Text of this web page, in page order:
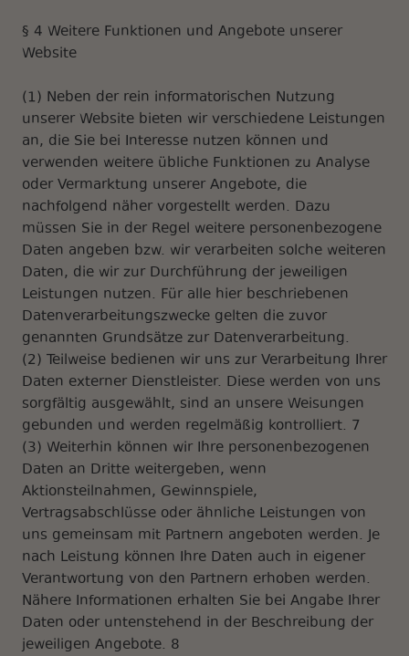
§ 4 Weitere Funktionen und Angebote unserer
Website
(1) Neben der rein informatorischen Nutzung
unserer Website bieten wir verschiedene Leistungen
an, die Sie bei Interesse nutzen können und
verwenden weitere übliche Funktionen zu Analyse
oder Vermarktung unserer Angebote, die
nachfolgend näher vorgestellt werden. Dazu
müssen Sie in der Regel weitere personenbezogene
Daten angeben bzw. wir verarbeiten solche weiteren
Daten, die wir zur Durchführung der jeweiligen
Leistungen nutzen. Für alle hier beschriebenen
Datenverarbeitungszwecke gelten die zuvor
genannten Grundsätze zur Datenverarbeitung.
(2) Teilweise bedienen wir uns zur Verarbeitung Ihrer
Daten externer Dienstleister. Diese werden von uns
sorgfältig ausgewählt, sind an unsere Weisungen
gebunden und werden regelmäßig kontrolliert. 7
(3) Weiterhin können wir Ihre personenbezogenen
Daten an Dritte weitergeben, wenn
Aktionsteilnahmen, Gewinnspiele,
Vertragsabschlüsse oder ähnliche Leistungen von
uns gemeinsam mit Partnern angeboten werden. Je
nach Leistung können Ihre Daten auch in eigener
Verantwortung von den Partnern erhoben werden.
Nähere Informationen erhalten Sie bei Angabe Ihrer
Daten oder untenstehend in der Beschreibung der
jeweiligen Angebote. 8